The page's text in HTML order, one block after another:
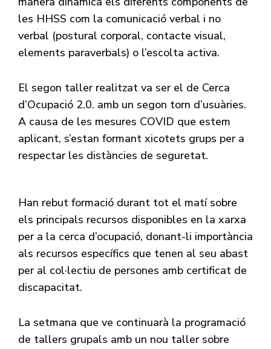
les HHSS com la comunicació verbal i no
verbal (postural corporal, contacte visual,
elements paraverbals) o l’escolta activa.
El segon taller realitzat va ser el de Cerca
d’Ocupació 2.0. amb un segon torn d’usuàries.
A causa de les mesures COVID que estem
aplicant, s’estan formant xicotets grups per a
respectar les distàncies de seguretat.
Han rebut formació durant tot el matí sobre
els principals recursos disponibles en la xarxa
per a la cerca d’ocupació, donant-li importància
als recursos específics que tenen al seu abast
per al col·lectiu de persones amb certificat de
discapacitat.
La setmana que ve continuarà la programació
de tallers grupals amb un nou taller sobre